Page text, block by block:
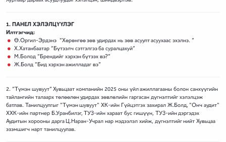
1. ПАНЕЛ ХЭЛЭЛЦҮҮЛЭГ
Илтгэгчид:
Ө.Оргил-Эрдэнэ “Хөрөнгөө зөв удирдах нь зөв асуулт асуухаас эхэлнэ. ”
Х.Хатанбаатар “Бүтээлч сэтгэлгээ ба суралцахуй”
М.Болод “Брендийг хэрхэн бүтээх вэ?”
Ж.Болд “Бид хэрхэн ажилладаг вэ”
2. “Түмэн шувуут” Хувьцаат компанийн 2025 оны үйл ажиллагааны болон санхүүгийн
тайлангийн талаарх төлөөлөн удирдах зөвлөлийн гаргасан дүгнэлтийг хэлэлцэж
батлав. Танилцуулгыг "Түмэн шувуут" ХК-ийн Гүйцэтгэх захирал Ж.Болд, "Онч аудит"
ХХК-ийн партнер Б.Уранбилэг, ТУЗ-ийн хараат бус гишүүн, ТУЗ-ийн дэргэдэх
Аудитын хорооны дарга Ц.Наран-Учрал нар мэдээлэл хийж, дүгнэлтийг нийт Хувьцаа
эзэмшигч нарт танилцуулав.